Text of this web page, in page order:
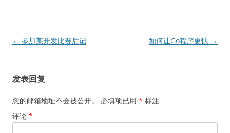
文
航
← 参加某开发比赛后记 如何让Go程序更快 →
发表回复
您的邮箱地址不会被公开。 必填项已用 * 标注
评论 *